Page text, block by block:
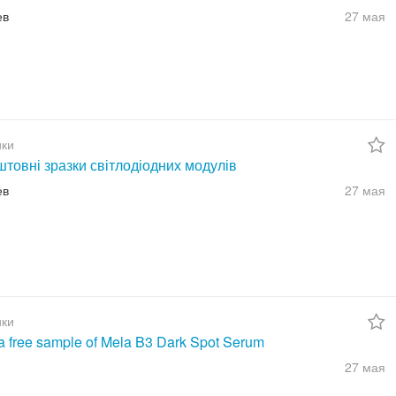
27 мая
зразки світлодіодних модулів
27 мая
free sample of Mela B3 Dark Spot Serum
27 мая